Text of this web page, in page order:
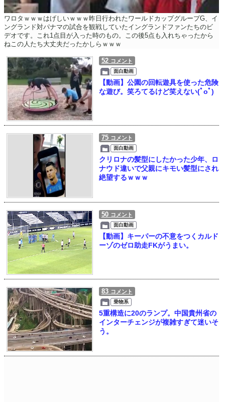
ワロタｗｗｗはげしいｗｗｗ昨日行われたワールドカップグループG、イ
ングランド対パナマの試合を観戦していたイングランドファンたちのビ
デオです。これ1点目が入った時のもの。この後5点も入れちゃったから
ねこの人たち大丈夫だったかしらｗｗｗ
52 コメント
面白動画
【動画】公園の回転遊具を使った危険
な遊び。笑ろてるけど笑えない(ﾟoﾟ)
75 コメント
面白動画
クリロナの髪型にしたかった少年、ロ
ナウド違いで父親にキモい髪型にされ
絶望するｗｗｗ
50 コメント
面白動画
【動画】キーパーの不意をつくカルド
ーゾのゼロ助走FKがうまい。
83 コメント
乗物系
5重構造に20のランプ。中国貴州省の
インターチェンジが複雑すぎて迷いそ
う。